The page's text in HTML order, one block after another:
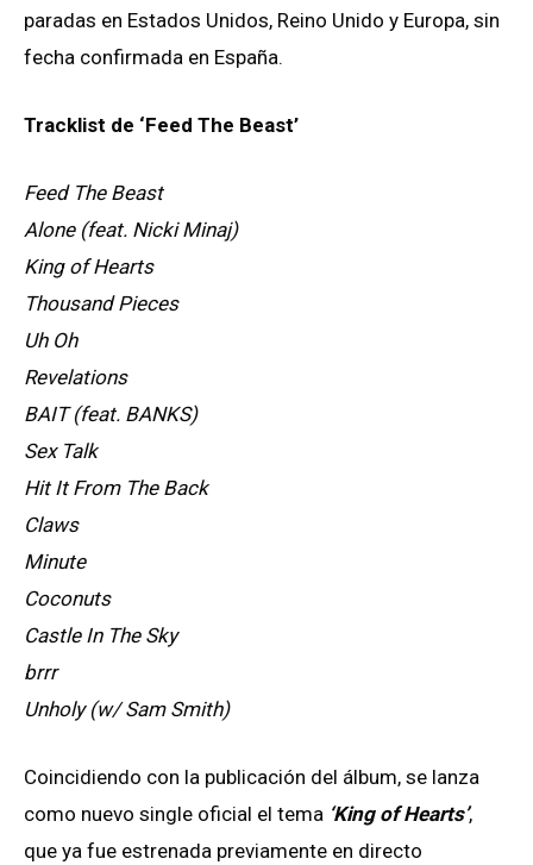
paradas en Estados Unidos, Reino Unido y Europa, sin
fecha confirmada en España.
Tracklist de ‘Feed The Beast’
Feed The Beast
Alone (feat. Nicki Minaj)
King of Hearts
Thousand Pieces
Uh Oh
Revelations
BAIT (feat. BANKS)
Sex Talk
Hit It From The Back
Claws
Minute
Coconuts
Castle In The Sky
brrr
Unholy (w/ Sam Smith)
Coincidiendo con la publicación del álbum, se lanza
como nuevo single oficial el tema ‘King of Hearts’,
que ya fue estrenada previamente en directo